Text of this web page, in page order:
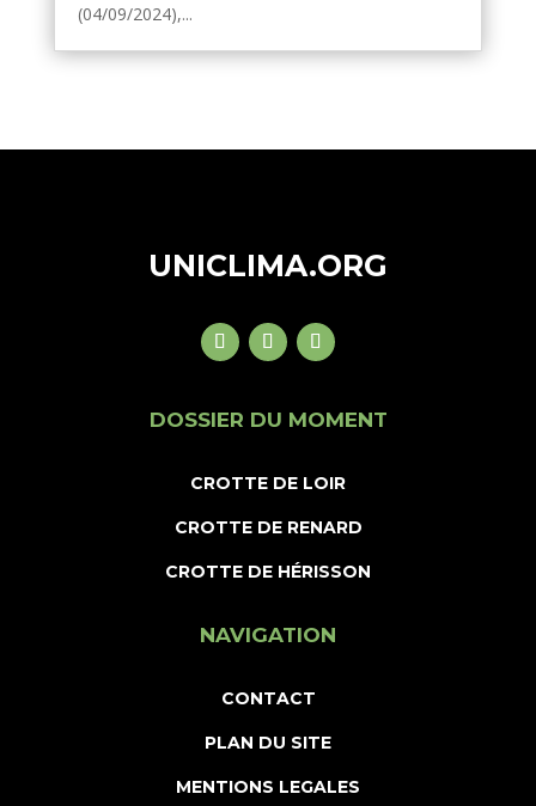
(04/09/2024),...
UNICLIMA.ORG
DOSSIER DU MOMENT
CROTTE DE LOIR
CROTTE DE RENARD
CROTTE DE HÉRISSON
NAVIGATION
CONTACT
PLAN DU SITE
MENTIONS LEGALES